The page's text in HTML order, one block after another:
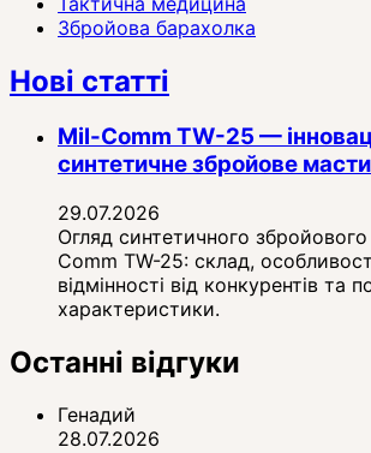
Збройова барахолка
Нові статті
Mil-Comm TW-25 —
синтетичне збройове
29.07.2026
Огляд синтетичного
Comm TW-25: склад,
відмінності від конкурентів та
характеристики.
Останні відгуки
Генадий
28.07.2026